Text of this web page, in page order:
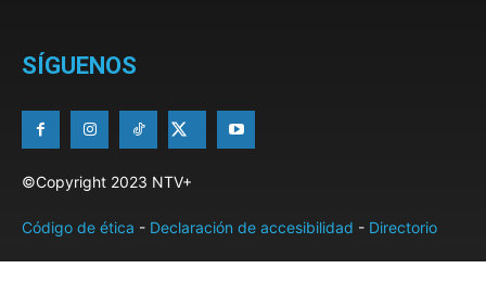
SÍGUENOS
©Copyright 2023 NTV+
Código de ética - Declaración de accesibilidad - Directorio